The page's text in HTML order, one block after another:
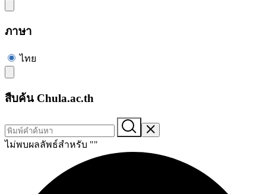
ภาษา
ไทย
สืบค้น Chula.ac.th
ไม่พบผลลัพธ์สำหรับ ""